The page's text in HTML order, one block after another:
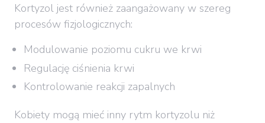
Kortyzol jest również zaangażowany w szereg
procesów fizjologicznych:
Modulowanie poziomu cukru we krwi
Regulację ciśnienia krwi
Kontrolowanie reakcji zapalnych
Kobiety mogą mieć inny rytm kortyzolu niż